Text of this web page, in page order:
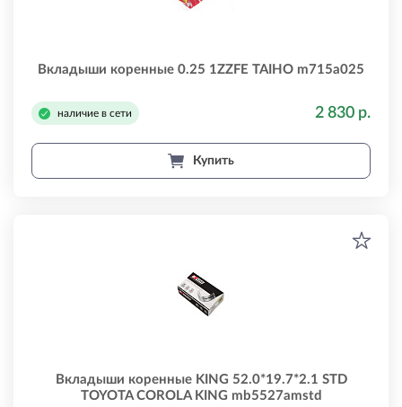
Вкладыши коренные 0.25 1ZZFE TAIHO m715a025
наличие в сети 2 830 р.
Купить
Вкладыши коренные KING 52.0*19.7*2.1 STD
TOYOTA COROLA KING mb5527amstd